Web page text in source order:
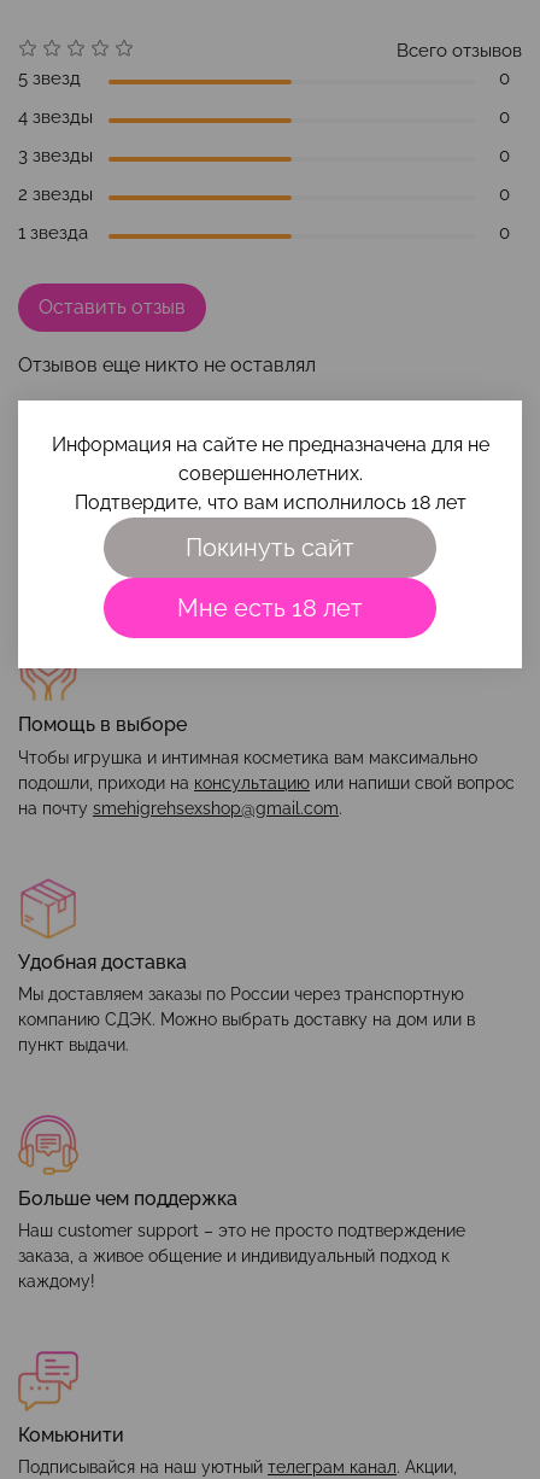
Отзывов еще никто не оставлял
Всего отзывов
5 звезд
0
4 звезды
0
3 звезды
0
2 звезды
0
1 звезда
0
Оставить отзыв
Наши преимущества
Помощь в выборе
Чтобы игрушка и интимная косметика вам максимально
подошли, приходи на консультацию или напиши свой вопрос
на почту smehigrehsexshop@gmail.com.
Удобная доставка
Мы доставляем заказы по России через транспортную
компанию СДЭК. Можно выбрать доставку на дом или в
пункт выдачи.
Больше чем поддержка
Наш customer support – это не просто подтверждение
заказа, а живое общение и индивидуальный подход к
каждому!
Комьюнити
Подписывайся на наш уютный телеграм канал. Акции,
Информация на сайте не предназначена для не
совершеннолетних.
Подтвердите, что вам исполнилось 18 лет
Покинуть сайт
Мне есть 18 лет